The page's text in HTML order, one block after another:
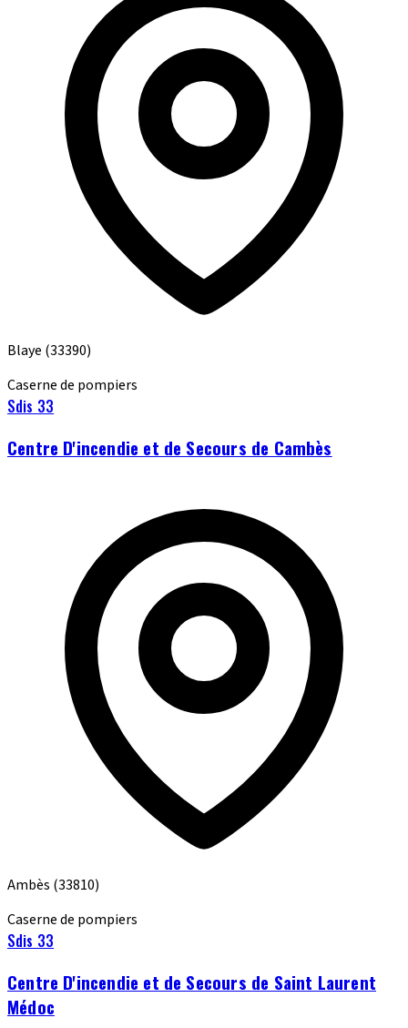
Blaye (33390)
Caserne de pompiers
Sdis 33
Centre D'incendie et de Secours de Cambès
Ambès (33810)
Caserne de pompiers
Sdis 33
Centre D'incendie et de Secours de Saint Laurent
Médoc